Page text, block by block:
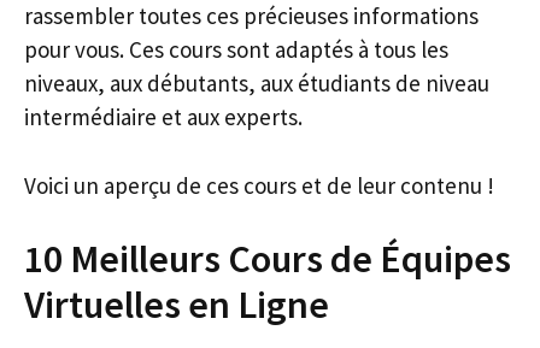
rassembler toutes ces précieuses informations
pour vous. Ces cours sont adaptés à tous les
niveaux, aux débutants, aux étudiants de niveau
intermédiaire et aux experts.
Voici un aperçu de ces cours et de leur contenu !
10 Meilleurs Cours de Équipes
Virtuelles en Ligne